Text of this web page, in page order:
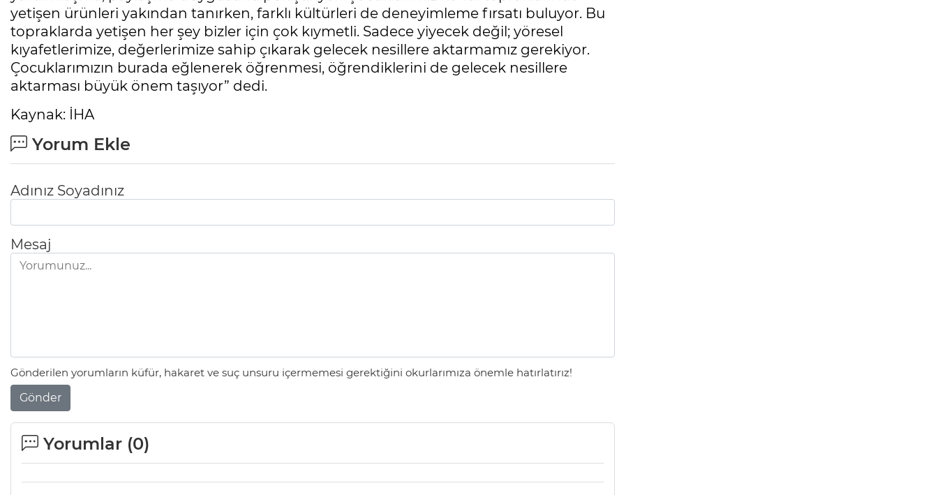
yetişen ürünleri yakından tanırken, farklı kültürleri de deneyimleme fırsatı buluyor. Bu
topraklarda yetişen her şey bizler için çok kıymetli. Sadece yiyecek değil; yöresel
kıyafetlerimize, değerlerimize sahip çıkarak gelecek nesillere aktarmamız gerekiyor.
Çocuklarımızın burada eğlenerek öğrenmesi, öğrendiklerini de gelecek nesillere
aktarması büyük önem taşıyor” dedi.
Kaynak: İHA
Yorum Ekle
Adınız Soyadınız
Mesaj
Gönderilen yorumların küfür, hakaret ve suç unsuru içermemesi gerektiğini okurlarımıza önemle hatırlatırız!
Gönder
Yorumlar (0)